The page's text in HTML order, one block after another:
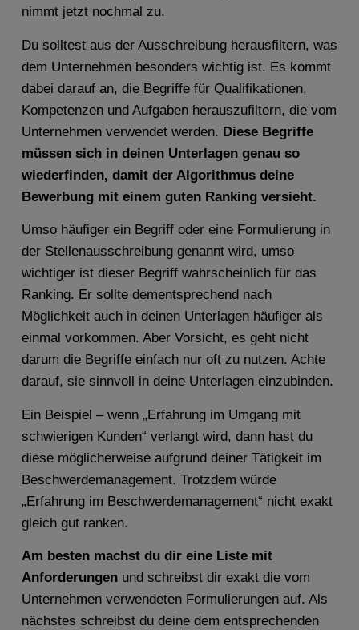
nimmt jetzt nochmal zu.
Du solltest aus der Ausschreibung herausfiltern, was
dem Unternehmen besonders wichtig ist. Es kommt
dabei darauf an, die Begriffe für Qualifikationen,
Kompetenzen und Aufgaben herauszufiltern, die vom
Unternehmen verwendet werden. Diese Begriffe
müssen sich in deinen Unterlagen genau so
wiederfinden, damit der Algorithmus deine
Bewerbung mit einem guten Ranking versieht.
Umso häufiger ein Begriff oder eine Formulierung in
der Stellenausschreibung genannt wird, umso
wichtiger ist dieser Begriff wahrscheinlich für das
Ranking. Er sollte dementsprechend nach
Möglichkeit auch in deinen Unterlagen häufiger als
einmal vorkommen. Aber Vorsicht, es geht nicht
darum die Begriffe einfach nur oft zu nutzen. Achte
darauf, sie sinnvoll in deine Unterlagen einzubinden.
Ein Beispiel – wenn „Erfahrung im Umgang mit
schwierigen Kunden“ verlangt wird, dann hast du
diese möglicherweise aufgrund deiner Tätigkeit im
Beschwerdemanagement. Trotzdem würde
„Erfahrung im Beschwerdemanagement“ nicht exakt
gleich gut ranken.
Am besten machst du dir eine Liste mit
Anforderungenund schreibst dir exakt die vom
Unternehmen verwendeten Formulierungen auf. Als
nächstes schreibst du deine dem entsprechenden